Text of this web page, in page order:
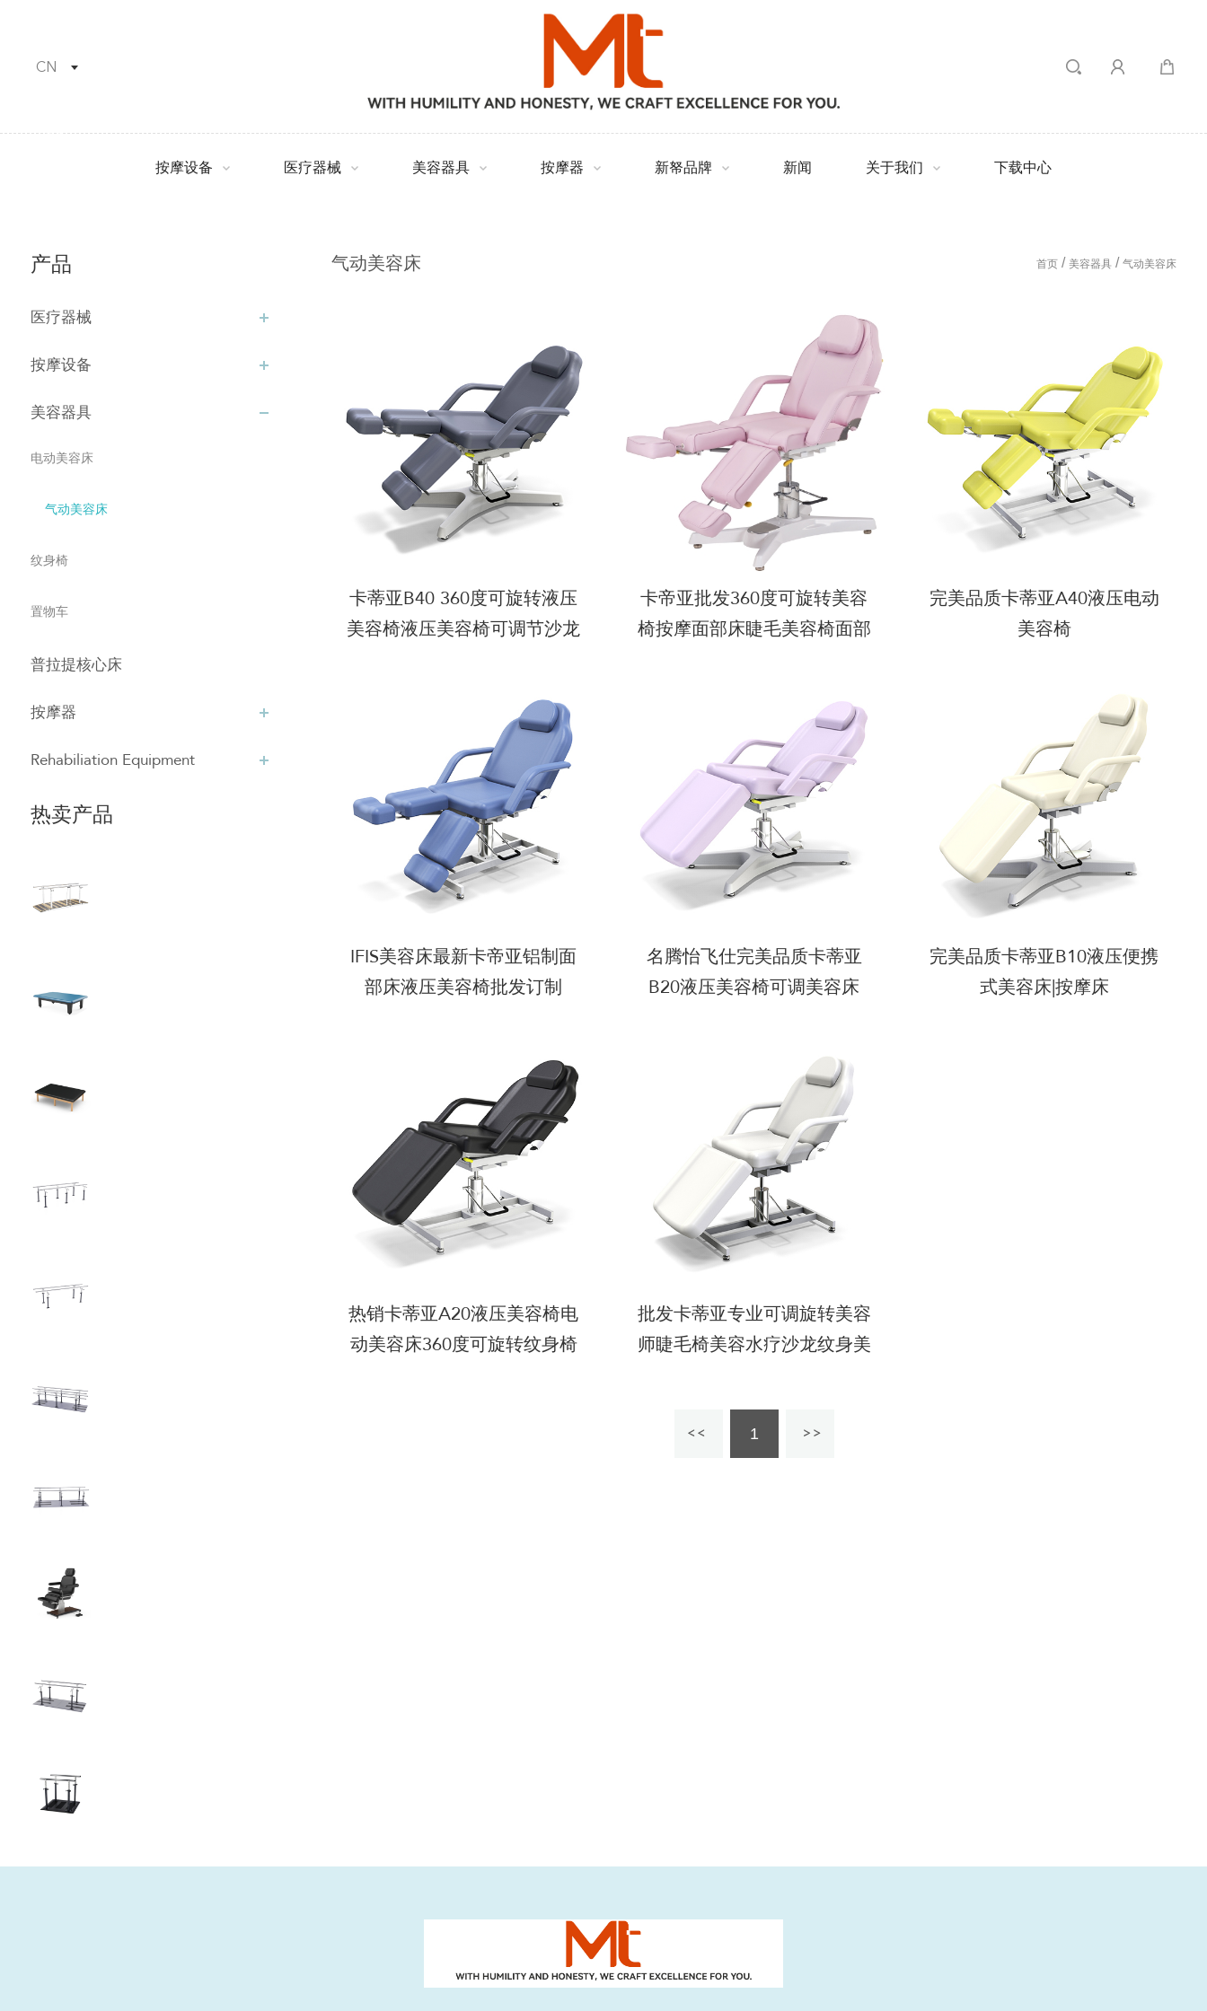
CN
按摩设备 医疗器械 美容器具 按摩器 新帑品牌 新闻 关于我们 下载中心
产品
医疗器械
按摩设备
美容器具
电动美容床
气动美容床
纹身椅
置物车
普拉提核心床
按摩器
Rehabiliation Equipment
热卖产品
气动美容床 首页 / 美容器具 /气动美容床
卡蒂亚B40 360度可旋转液压
美容椅液压美容椅可调节沙龙
卡帝亚批发360度可旋转美容
椅按摩面部床睫毛美容椅面部
完美品质卡蒂亚A40液压电动
美容椅
IFIS美容床最新卡帝亚铝制面
部床液压美容椅批发订制
名腾怡飞仕完美品质卡蒂亚
B20液压美容椅可调美容床
完美品质卡蒂亚B10液压便携
式美容床|按摩床
热销卡蒂亚A20液压美容椅电
动美容床360度可旋转纹身椅
批发卡蒂亚专业可调旋转美容
师睫毛椅美容水疗沙龙纹身美
1